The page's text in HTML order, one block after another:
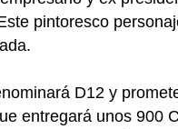
pintoresco
D12 y
entregará unos 900